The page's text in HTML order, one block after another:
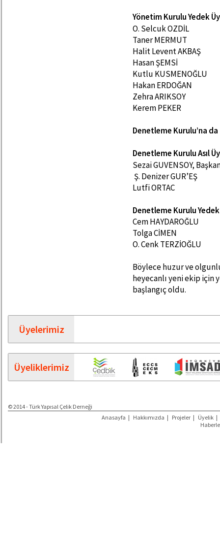
Yönetim Kurulu Yedek
O. Selcuk OZDİL
Taner MERMUT
Halit Levent AKBAŞ
Hasan ŞEMSİ
Kutlu KUSMENOĞLU
Hakan ERDOĞAN
Zehra ARIKSOY
Kerem PEKER
Denetleme Kurulu’na
Denetleme Kurulu Asıl
Sezai GUVENSOY,
Ş. Denizer GUR’EŞ
Lutfi ORTAC
Denetleme Kurulu
Cem HAYDAROĞLU
Tolga CİMEN
O. Cenk TERZİOĞLU
Böylece huzur ve
heyecanlı yeni ekip için
başlangıç oldu.
Üyelerimiz
Üyeliklerimiz
© 2014 - Türk Yapısal Çelik Derneği
Anasayfa | Hakkımızda | Projeler | Üyelik |